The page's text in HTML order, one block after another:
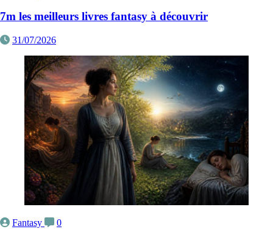
7m les meilleurs livres fantasy à découvrir
31/07/2026
Fantasy 0